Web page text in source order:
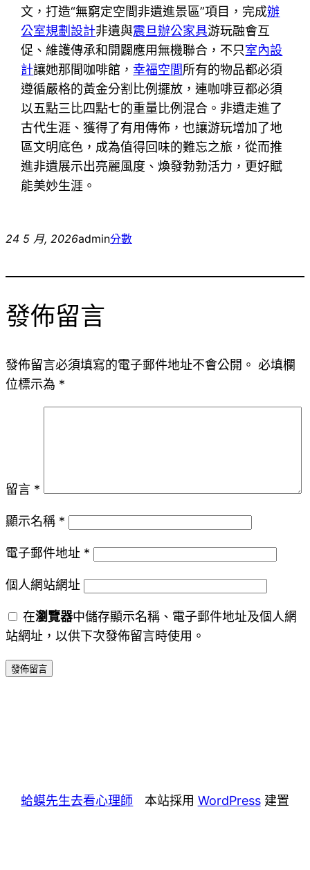
文，打造“無窮定空間非遺進景區”項目，完成辦
公室規劃設計非遺與震旦辦公家具游玩融會互
促、維護傳承和開闢應用無機聯合，不只室內設
計讓她那間咖啡館，幸福空間所有的物品都必須
遵循嚴格的黃金分割比例擺放，連咖啡豆都必須
以五點三比四點七的重量比例混合。非遺走進了
古代生涯、獲得了有用傳佈，也讓游玩增加了地
區文明底色，成為值得回味的難忘之旅，從而推
進非遺展示出亮麗風度、煥發勃勃活力，更好賦
能美妙生涯。
24 5 月, 2026admin分數
發佈留言
發佈留言必須填寫的電子郵件地址不會公開。 必填欄
位標示為 *
留言 *
顯示名稱 *
電子郵件地址 *
個人網站網址
在瀏覽器中儲存顯示名稱、電子郵件地址及個人網
站網址，以供下次發佈留言時使用。
蛤蟆先生去看心理師 本站採用 WordPress建置